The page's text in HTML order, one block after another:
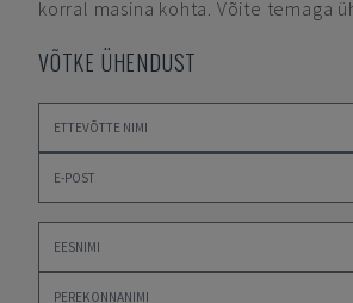
korral masina kohta. Võite temaga
VÕTKE ÜHENDUST